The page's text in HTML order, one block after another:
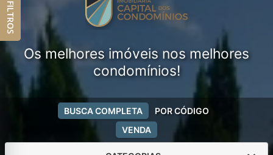
Os melhores imóveis nos melhores
condomínios!
VENDA
BUSCA COMPLETA POR CÓDIGO
FILTROS